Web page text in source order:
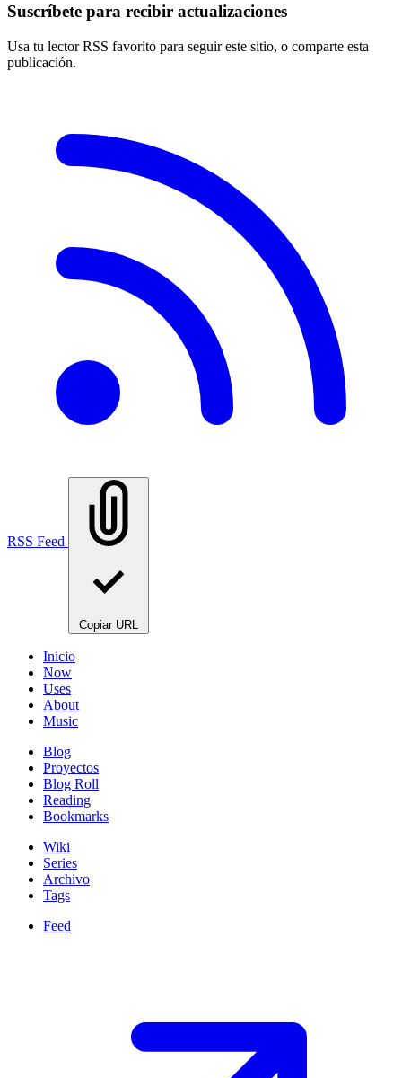
Suscríbete para recibir actualizaciones
Usa tu lector RSS favorito para seguir este sitio, o comparte esta
publicación.
RSS Feed
Copiar URL
Inicio
Now
Uses
About
Music
Blog
Proyectos
Blog Roll
Reading
Bookmarks
Wiki
Series
Archivo
Tags
Feed